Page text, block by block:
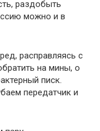
раздобыть
можно и в
расправляясь с
на мины, о
писк.
передатчик и